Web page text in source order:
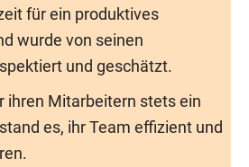
für ein produktives
wurde von seinen
und geschätzt.
ihren Mitarbeitern stets ein
es, ihr Team effizient und